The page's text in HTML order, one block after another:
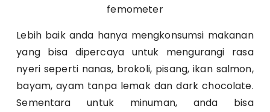
Lebih baik anda hanya mengkonsumsi makanan
yang bisa dipercaya untuk mengurangi rasa
nyeri seperti nanas, brokoli, pisang, ikan salmon,
bayam, ayam tanpa lemak dan dark chocolate.
Sementara untuk minuman, anda bisa